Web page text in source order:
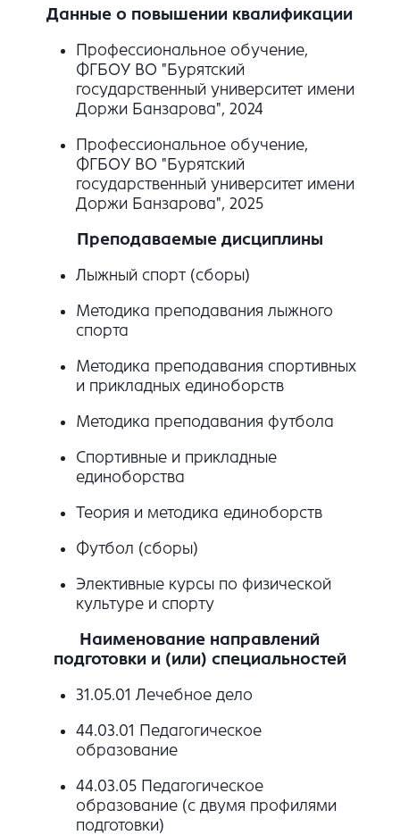
Данные о повышении квалификации
Профессиональное обучение,
ФГБОУ ВО "Бурятский
государственный университет имени
Доржи Банзарова", 2024
Профессиональное обучение,
ФГБОУ ВО "Бурятский
государственный университет имени
Доржи Банзарова", 2025
Преподаваемые дисциплины
Лыжный спорт (сборы)
Методика преподавания лыжного
спорта
Методика преподавания спортивных
и прикладных единоборств
Методика преподавания футбола
Спортивные и прикладные
единоборства
Теория и методика единоборств
Футбол (сборы)
Элективные курсы по физической
культуре и спорту
Наименование направлений
подготовки и (или) специальностей
31.05.01 Лечебное дело
44.03.01 Педагогическое
образование
44.03.05 Педагогическое
образование (с двумя профилями
подготовки)